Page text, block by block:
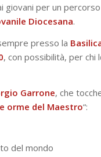
giovani per un
Diocesana.
presso la
, con possibilità, per chi
Garrone, che
orme del Maestro“:
del mondo